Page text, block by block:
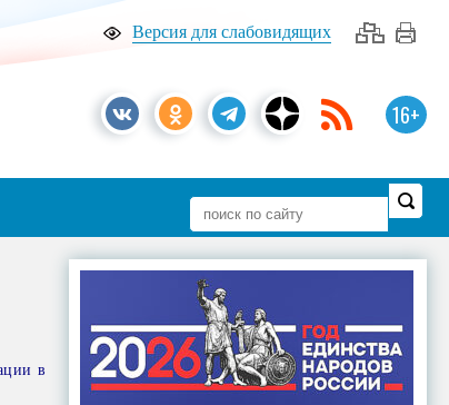
Версия для слабовидящих
16+
в